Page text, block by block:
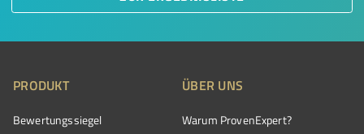
PRODUKT
Bewertungssiegel
ÜBER UNS
Warum ProvenExpert?